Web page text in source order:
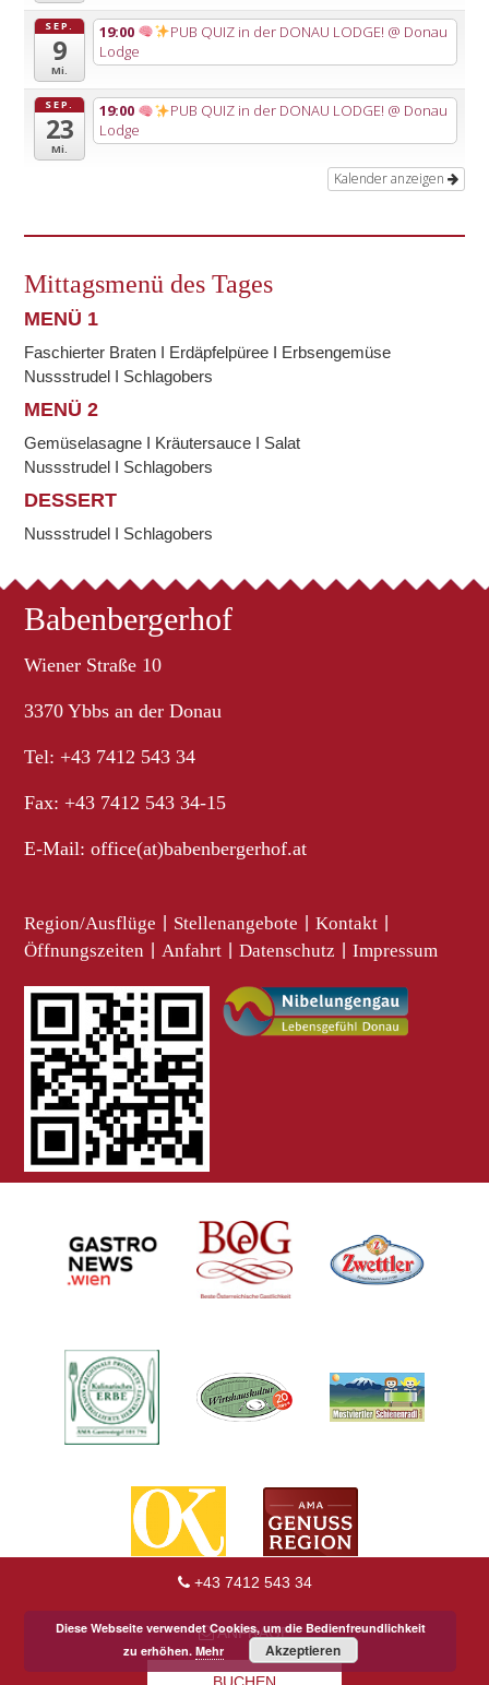
+43 7412 543 34
ANFRAGE
SEP.
9
Mi.
19:00 PUB QUIZ in der DONAU LODGE! @ Donau
Lodge
SEP.
23
Mi.
19:00 PUB QUIZ in der DONAU LODGE! @ Donau
Lodge
Kalender anzeigen
Mittagsmenü des Tages
MENÜ 1
Faschierter Braten I Erdäpfelpüree I Erbsengemüse
Nussstrudel I Schlagobers
MENÜ 2
Gemüselasagne I Kräutersauce I Salat
Nussstrudel I Schlagobers
DESSERT
Nussstrudel I Schlagobers
Babenbergerhof
Wiener Straße 10
3370 Ybbs an der Donau
Tel: +43 7412 543 34
Fax: +43 7412 543 34-15
E-Mail:office(at)babenbergerhof.at
Region/Ausflüge Stellenangebote Kontakt
Öffnungszeiten Anfahrt Datenschutz Impressum
Diese Webseite verwendet Cookies, um die Bedienfreundlichkeit
zu erhöhen. Mehr Akzeptieren